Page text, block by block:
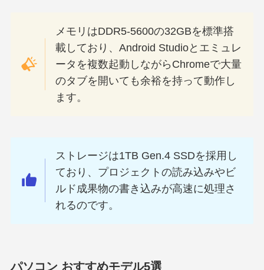
メモリはDDR5-5600の32GBを標準搭
載しており、Android Studioとエミュレ
ータを複数起動しながらChromeで大量
のタブを開いても余裕を持って動作し
ます。
ストレージは1TB Gen.4 SSDを採用し
ており、プロジェクトの読み込みやビ
ルド成果物の書き込みが高速に処理さ
れるのです。
パソコン おすすめモデル5選